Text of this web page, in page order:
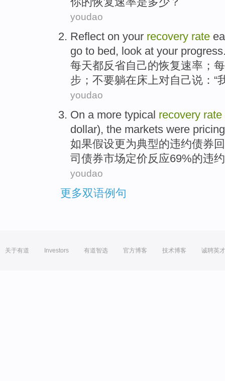
youdao
Reflect on your recovery rate
go to bed, look at your
每天都反省自己的恢复速率 ；
步；不要躺在床上对自己说：“
youdao
On a more typical recovery rate
dollar), the markets were pricing
如果假设更为典型的违约债券
司债券市场定价反应69%的违
youdao
更多双语例句
关于有道 Investors 有道智选 官方博客 技术博客 诚聘英才